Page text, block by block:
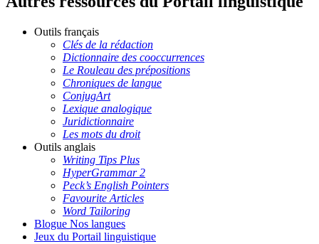
Outils français
Clés de la rédaction
Dictionnaire des cooccurrences
Le Rouleau des prépositions
Chroniques de langue
ConjugArt
Lexique analogique
Juridictionnaire
Les mots du droit
Outils anglais
Writing Tips Plus
HyperGrammar 2
Peck’s English Pointers
Favourite Articles
Word Tailoring
Blogue Nos langues
Jeux du Portail linguistique